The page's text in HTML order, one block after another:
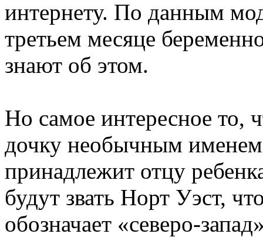
интернету. По данным
третьем месяце
знают об этом.
Но самое интересное то,
дочку необычным
принадлежит отцу
будут звать Норт Уэст,
обозначает «северо-